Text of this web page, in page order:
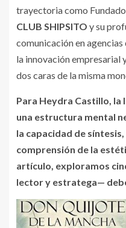
trayectoria como
CLUB SHIPSITO y su
comunicación en
la innovación empresarial
dos caras de la misma
Para Heydra Castillo,
una estructura mental
la capacidad de
comprensión de la
artículo, exploramos
lector y estratega—